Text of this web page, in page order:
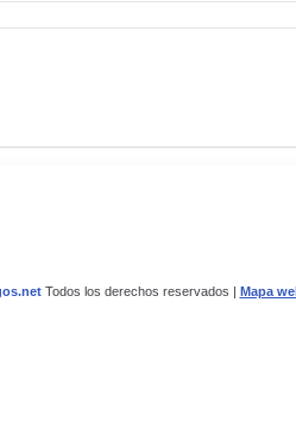
Todos los derechos reservados | Mapa